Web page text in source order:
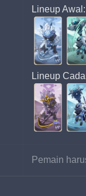
Lineup Awal:
Lineup
Pemain